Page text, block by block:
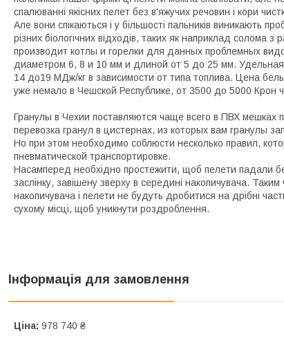
спалюванні якісних пелет без в'яжучих речовин і кори
Але вони спікаються і у більшості пальників виникають
різних біологічних відходів, таких як наприклад
производит котлы и горелки для данных проблемных
диаметром 6, 8 и 10 мм и длиной от 5 до 25 мм. Удельная
14 до19 МДж/кг в зависимости от типа топлива. Цена
уже немало в Чешской Республике, от 3500 до 5000 Крон
Гранулы в Чехии поставляются чаще всего в ПВХ мешках
перевозка гранул в цистернах, из которых вам гранулы
Но при этом необходимо соблюсти несколько правил,
пневматической транспортировке.
Насамперед необхідно простежити, щоб пелети падали
заслінку, завішену зверху в середині накопичувача.
накопичувача і пелети не будуть дробитися на дрібні
сухому місці, щоб уникнути роздроблення.
Інформація для замовлення
Ціна: 978 740 ₴